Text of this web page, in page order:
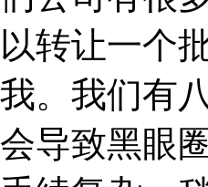
以转让一个
我。我们有
会导致黑眼